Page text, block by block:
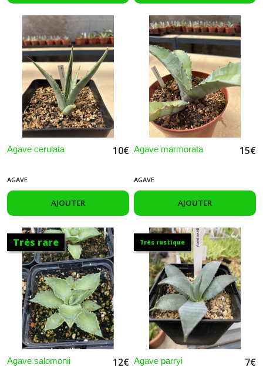
Agave cerulata 10€
AGAVE
AJOUTER
Agave marmorata 15€
AGAVE
AJOUTER
Très rare
Agave salomonii 12€
Très rustique
Agave parryi 7€